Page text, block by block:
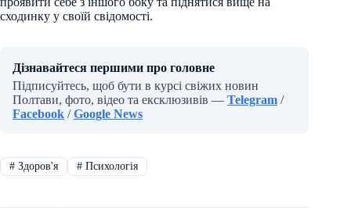
сходинку у своїй свідомості.
Дізнавайтеся першими про головне
Підписуйтесь, щоб бути в курсі свіжих новин
Полтави, фото, відео та ексклюзивів — Telegram /
Facebook /Google News
#Здоров'я #Психологія